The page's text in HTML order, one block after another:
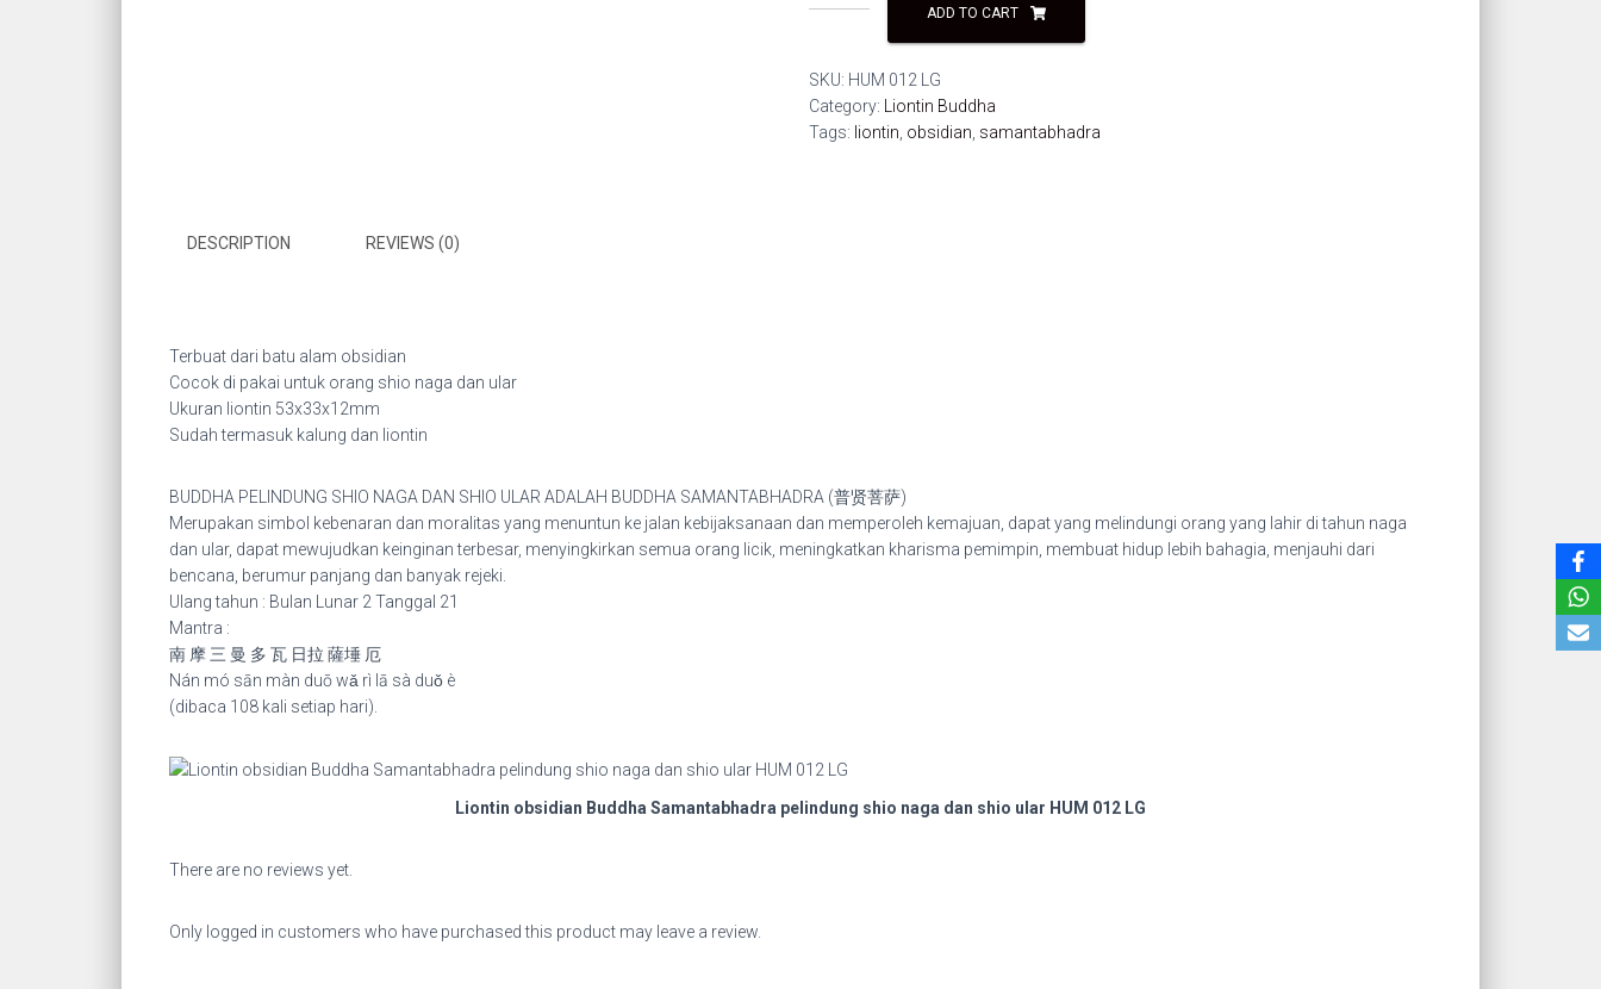
obsidian
pelindung
shio
naga
ADD TO CART
SKU: HUM 012 LG
Category:
Liontin Buddha
Tags: liontin obsidian samantabhadra
DESCRIPTION REVIEWS (0)
Terbuat dari batu alam obsidian
Cocok di pakai untuk orang shio naga dan ular
Ukuran liontin 53x33x12mm
Sudah termasuk kalung dan liontin
BUDDHA PELINDUNG SHIO NAGA DAN SHIO ULAR ADALAH BUDDHA SAMANTABHADRA (普贤菩萨)
Merupakan simbol kebenaran dan moralitas yang menuntun ke jalan kebijaksanaan dan memperoleh kemajuan, dapat yang melindungi orang yang lahir di tahun naga
dan ular, dapat mewujudkan keinginan terbesar, menyingkirkan semua orang licik, meningkatkan kharisma pemimpin, membuat hidup lebih bahagia, menjauhi dari
bencana, berumur panjang dan banyak rejeki.
Ulang tahun : Bulan Lunar 2 Tanggal 21
Mantra :
南 摩 三 曼 多 瓦 日拉 薩埵 厄
Nán mó sān màn duō wǎ rì lā sà duǒ è
(dibaca 108 kali setiap hari).
Liontin obsidian Buddha Samantabhadra pelindung shio naga dan shio ular HUM 012 LG
There are no reviews yet.
Only logged in customers who have purchased this product may leave a review.